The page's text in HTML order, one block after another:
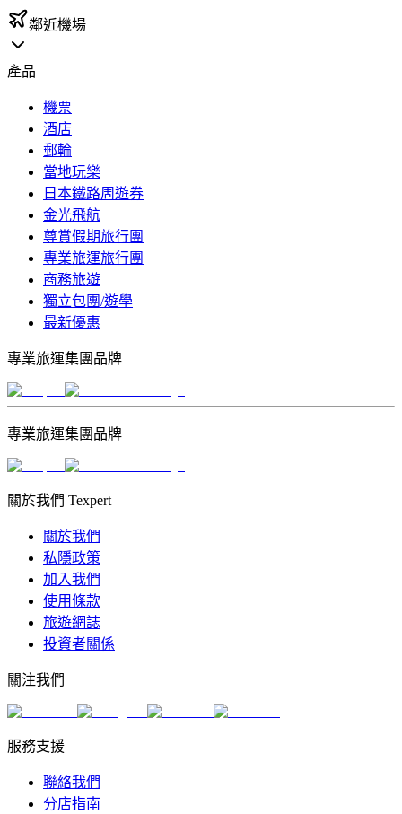
鄰近機場
產品
機票
酒店
郵輪
當地玩樂
日本鐵路周遊券
金光飛航
尊賞假期旅行團
專業旅運旅行團
商務旅遊
獨立包團/遊學
最新優惠
專業旅運集團品牌
專業旅運集團品牌
關於我們 Texpert
關於我們
私隱政策
加入我們
使用條款
旅遊網誌
投資者關係
關注我們
服務支援
聯絡我們
分店指南